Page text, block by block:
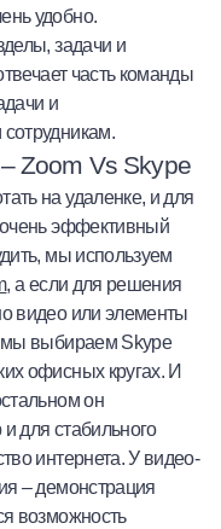
удобно.
задачи и
часть команды
и
Zoom Vs Skype
на удаленке, и для
эффективный
мы используем
, а если для решения
видео или элементы
мы выбираем Skype
офисных кругах. И
он
для стабильного
интернета. У видео-
– демонстрация
возможность